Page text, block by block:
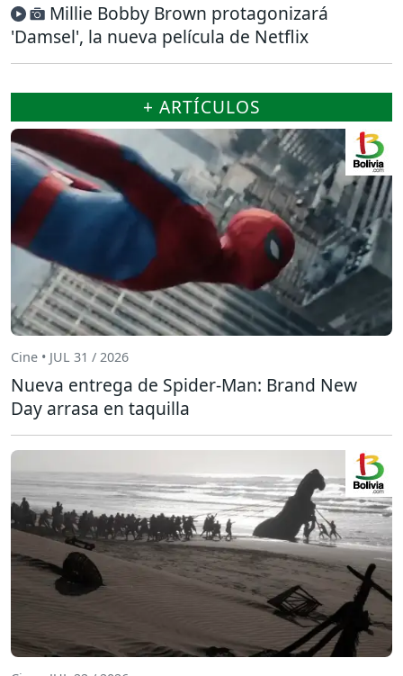
Millie Bobby Brown protagonizará
'Damsel', la nueva película de Netflix
+ ARTÍCULOS
Cine • JUL 31 / 2026
Nueva entrega de Spider-Man: Brand New
Day arrasa en taquilla